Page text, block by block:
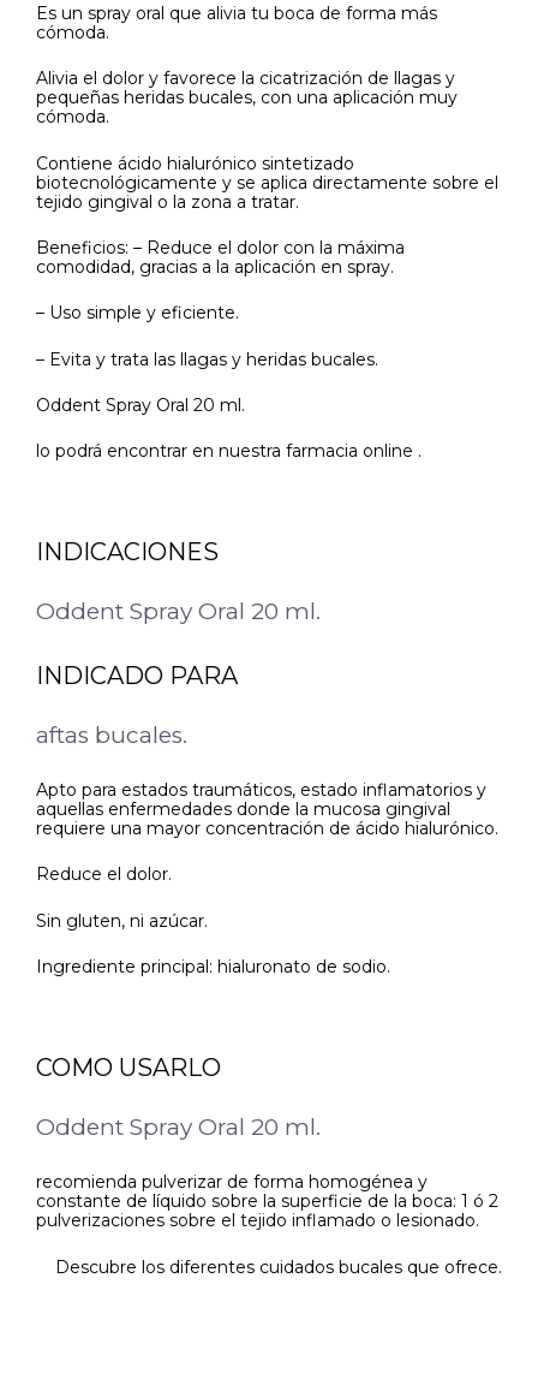
Es un spray oral que alivia tu boca de forma más
cómoda.
Alivia el dolor y favorece la cicatrización de llagas y
pequeñas heridas bucales, con una aplicación muy
cómoda.
Contiene ácido hialurónico sintetizado
biotecnológicamente y se aplica directamente sobre el
tejido gingival o la zona a tratar.
Beneficios: – Reduce el dolor con la máxima
comodidad, gracias a la aplicación en spray.
– Uso simple y eficiente.
– Evita y trata las llagas y heridas bucales.
Oddent Spray Oral 20 ml.
lo podrá encontrar en nuestra farmacia online .
INDICACIONES
Oddent Spray Oral 20 ml.
INDICADO PARA
aftas bucales.
Apto para estados traumáticos, estado inflamatorios y
aquellas enfermedades donde la mucosa gingival
requiere una mayor concentración de ácido hialurónico.
Reduce el dolor.
Sin gluten, ni azúcar.
Ingrediente principal: hialuronato de sodio.
COMO USARLO
Oddent Spray Oral 20 ml.
recomienda pulverizar de forma homogénea y
constante de líquido sobre la superficie de la boca: 1 ó 2
pulverizaciones sobre el tejido inflamado o lesionado.
Descubre los diferentes cuidados bucales que ofrece.